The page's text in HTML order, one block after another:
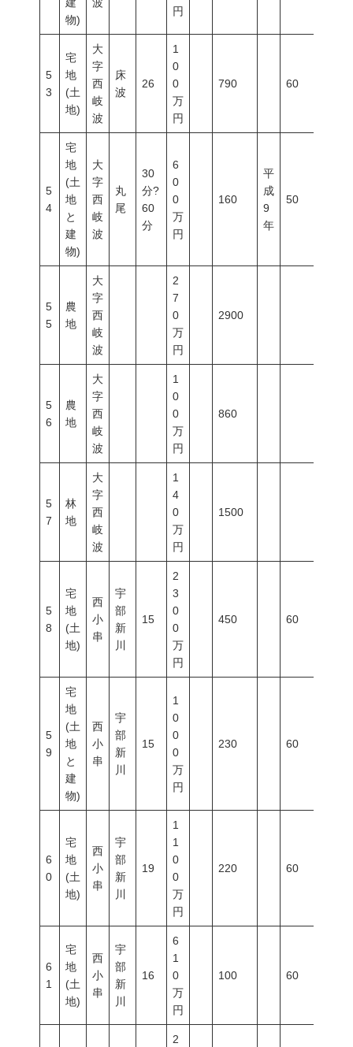
物)
円
5
3
宅
地
(土
地)
大
字
西
岐
波
床
波
26
1
0
0
万
円
790 60
5
4
宅
地
(土
地
と
建
物)
大
字
西
岐
波
丸
尾
30
分?
60
分
6
0
0
万
円
160
平
成
9
年
50
5
5
農
地
大
字
西
岐
波
2
7
0
万
円
2900
5
6
農
地
大
字
西
岐
波
1
0
0
万
円
860
5
7
林
地
大
字
西
岐
波
1
4
0
万
円
1500
5
8
宅
地
(土
地)
西
小
串
宇
部
新
川
15
2
3
0
0
万
円
450 60
5
9
宅
地
(土
地
と
建
物)
西
小
串
宇
部
新
川
15
1
0
0
0
万
円
230 60
6
0
宅
地
(土
地)
西
小
串
宇
部
新
川
19
1
1
0
0
万
円
220 60
6
1
宅
地
(土
地)
西
小
串
宇
部
新
川
16
6
1
0
万
円
100 60
2